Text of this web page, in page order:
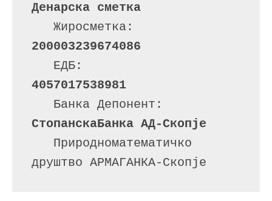
Денарска сметка
200003239674086
4057017538981
СтопанскаБанка АД-Скопје